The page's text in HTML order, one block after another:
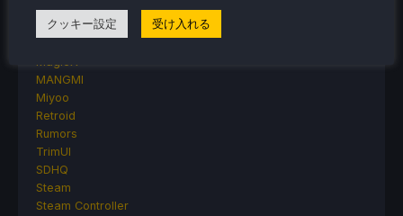
AYANEO
AYN
MagicX
MANGMI
Miyoo
Retroid
Rumors
TrimUI
SDHQ
Steam
Steam Controller
クッキー設定 受け入れる